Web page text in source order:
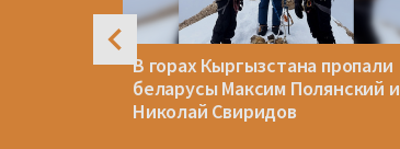
В горах Кыргызстана пропали
беларусы Максим Полянский и
Николай Свиридов